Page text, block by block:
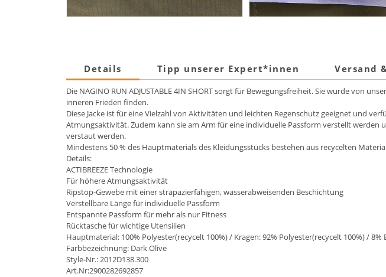
Details Tipp unserer Expert*innen Versand
Die NAGINO RUN ADJUSTABLE 4IN SHORT sorgt für Bewegungsfreiheit. Sie wurde von
inneren Frieden finden.
Diese Jacke ist für eine Vielzahl von Aktivitäten und leichten Regenschutz geeignet und
Atmungsaktivität. Zudem kann sie am Arm für eine individuelle Passform verstellt
verstaut werden.
Mindestens 50 % des Hauptmaterials des Kleidungsstücks bestehen aus recycelten
Details:
ACTIBREEZE Technologie
Für höhere Atmungsaktivität
Ripstop-Gewebe mit einer strapazierfähigen, wasserabweisenden Beschichtung
Verstellbare Länge für individuelle Passform
Entspannte Passform für mehr als nur Fitness
Rücktasche für wichtige Utensilien
Hauptmaterial: 100% Polyester(recycelt 100%) / Kragen: 92% Polyester(recycelt 100%) / 8%
Farbbezeichnung: Dark Olive
Style-Nr.: 2012D138.300
Art.Nr:2900282692857